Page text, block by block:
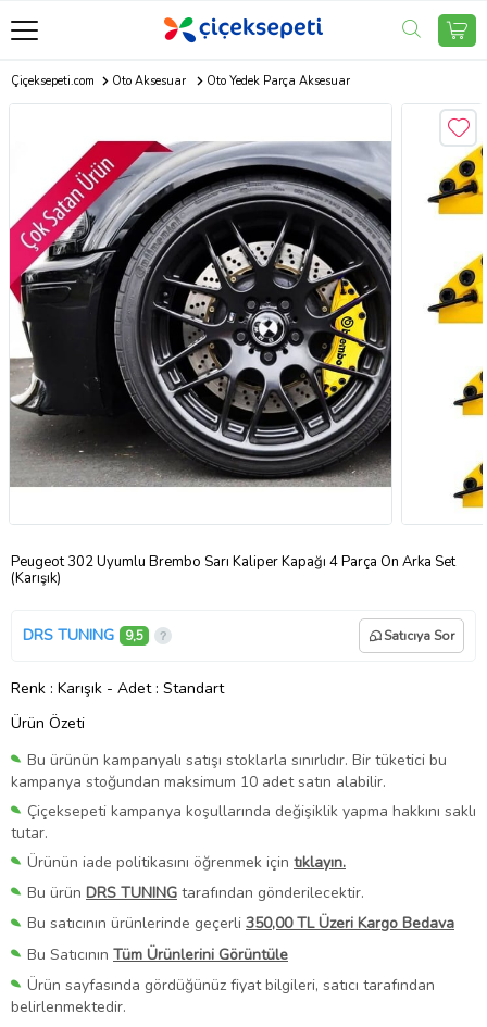
Çiçeksepeti.com Oto Aksesuar Oto Yedek Parça Aksesuar
Peugeot 302 Uyumlu Brembo Sarı Kaliper Kapağı 4 Parça Ön Arka Set
(Karışık)
DRS TUNING 9,5 Satıcıya Sor
Renk : Karışık - Adet : Standart
Ürün Özeti
Bu ürünün kampanyalı satışı stoklarla sınırlıdır. Bir tüketici bu
kampanya stoğundan maksimum 10 adet satın alabilir.
Çiçeksepeti kampanya koşullarında değişiklik yapma hakkını saklı
tutar.
Ürünün iade politikasını öğrenmek için tıklayın.
Bu ürün DRS TUNING tarafından gönderilecektir.
Bu satıcının ürünlerinde geçerli 350,00 TL Üzeri Kargo Bedava
Bu Satıcının Tüm Ürünlerini Görüntüle
Ürün sayfasında gördüğünüz fiyat bilgileri, satıcı tarafından
belirlenmektedir.